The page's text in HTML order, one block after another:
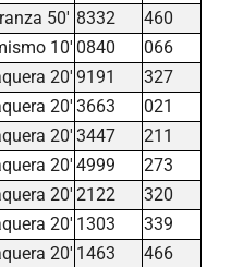
50' 8332
460
10' 0840
066
20' 9191
327
20' 3663
021
20' 3447
211
20' 4999
273
20' 2122
320
20' 1303
339
20' 1463
466